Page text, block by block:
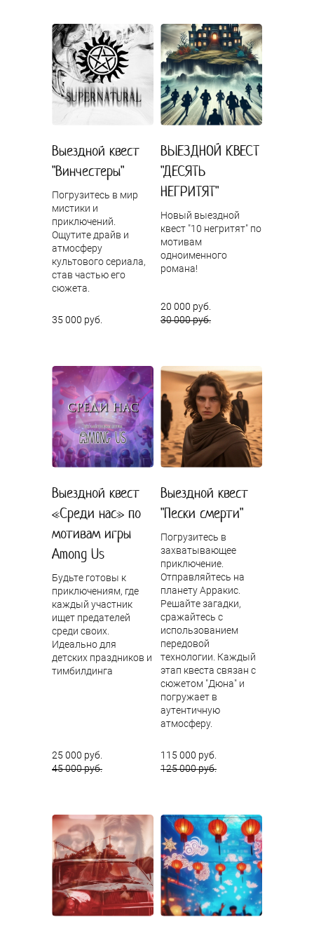
Выездной квест
"Винчестеры"
Погрузитесь в мир
мистики и
приключений.
Ощутите драйв и
атмосферу
культового сериала,
став частью его
сюжета.
35 000 руб.
ВЫЕЗДНОЙ КВЕСТ
"ДЕСЯТЬ
НЕГРИТЯТ"
Новый выездной
квест "10 негритят" по
мотивам
одноименного
романа!
20 000 руб.
30 000 руб.
Выездной квест
«Среди нас» по
мотивам игры
Among Us
Будьте готовы к
приключениям, где
каждый участник
ищет предателей
среди своих.
Идеально для
детских праздников и
тимбилдинга
25 000 руб.
45 000 руб.
Выездной квест
"Пески смерти"
Погрузитесь в
захватывающее
приключение.
Отправляйтесь на
планету Арракис.
Решайте загадки,
сражайтесь с
использованием
передовой
технологии. Каждый
этап квеста связан с
сюжетом "Дюна" и
погружает в
аутентичную
атмосферу.
115 000 руб.
125 000 руб.